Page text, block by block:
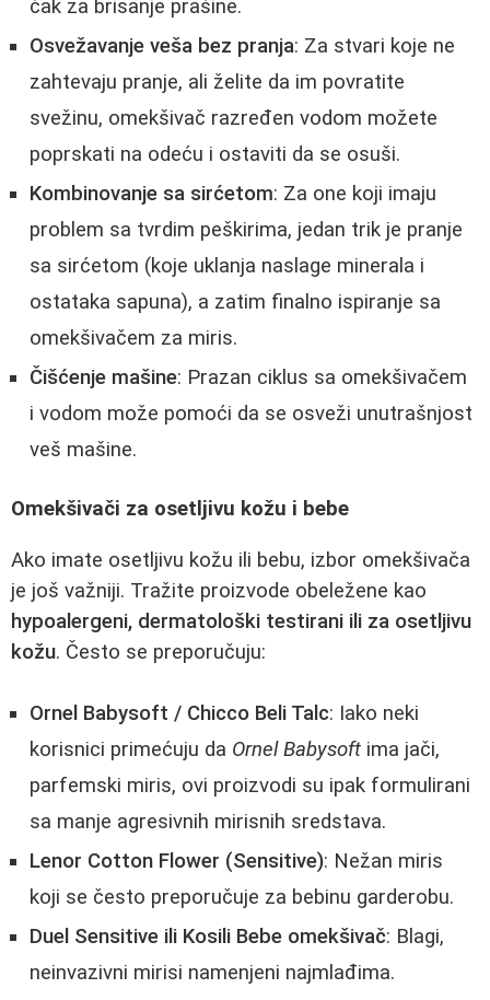
čak za brisanje prašine.
Osvežavanje veša bez pranja: Za stvari koje ne
zahtevaju pranje, ali želite da im povratite
svežinu, omekšivač razređen vodom možete
poprskati na odeću i ostaviti da se osuši.
Kombinovanje sa sirćetom: Za one koji imaju
problem sa tvrdim peškirima, jedan trik je pranje
sa sirćetom (koje uklanja naslage minerala i
ostataka sapuna), a zatim finalno ispiranje sa
omekšivačem za miris.
Čišćenje mašine: Prazan ciklus sa omekšivačem
i vodom može pomoći da se osveži unutrašnjost
veš mašine.
Omekšivači za osetljivu kožu i bebe
Ako imate osetljivu kožu ili bebu, izbor omekšivača
je još važniji. Tražite proizvode obeležene kao
hypoalergeni, dermatološki testirani ili za osetljivu
kožu. Često se preporučuju:
Ornel Babysoft / Chicco Beli Talc: Iako neki
korisnici primećuju da Ornel Babysoft ima jači,
parfemski miris, ovi proizvodi su ipak formulirani
sa manje agresivnih mirisnih sredstava.
Lenor Cotton Flower (Sensitive): Nežan miris
koji se često preporučuje za bebinu garderobu.
Duel Sensitive ili Kosili Bebe omekšivač: Blagi,
neinvazivni mirisi namenjeni najmlađima.